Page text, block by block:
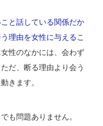
こと話している関係だか
理由を女性に与えるこ
性のなかには、会わず
だ、断る理由より会う
きます。
も問題ありません。